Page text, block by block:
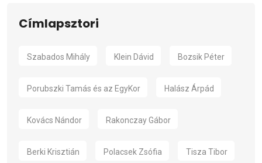
Címlapsztori
Szabados Mihály Klein Dávid Bozsik Péter
Porubszki Tamás és az EgyKor Halász Árpád
Kovács Nándor Rakonczay Gábor
Berki Krisztián Polacsek Zsófia Tisza Tibor